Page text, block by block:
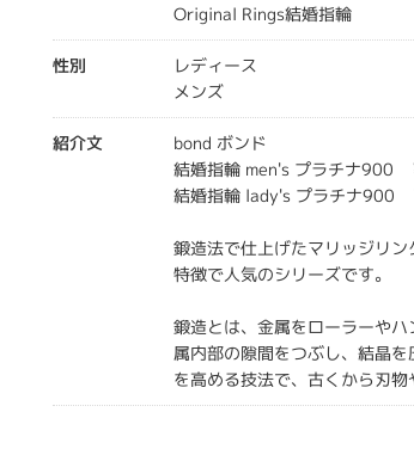
Original Rings結婚指輪
性別
レディース
メンズ
紹介文
bond ボンド
結婚指輪 men's プラチナ900
結婚指輪 lady's プラチナ900
鍛造法で仕上げたマリッジリ
特徴で人気のシリーズです。
鍛造とは、金属をローラーや
属内部の隙間をつぶし、結晶
を高める技法で、古くから刃物